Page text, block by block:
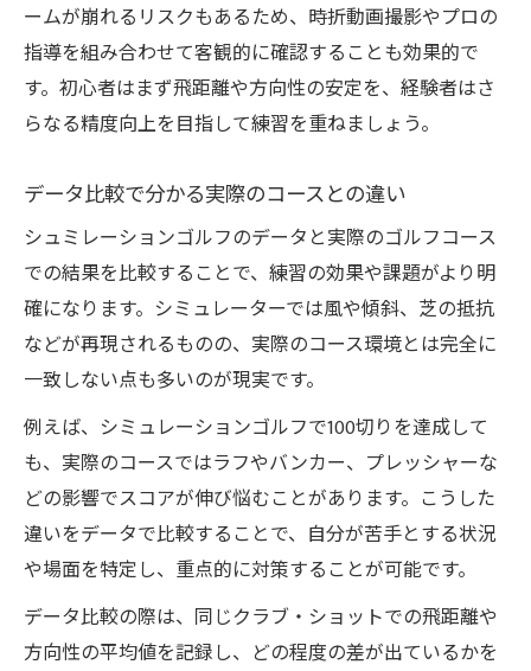
ームが崩れるリスクもあるため、時折動画撮影やプロの
指導を組み合わせて客観的に確認することも効果的で
す。初心者はまず飛距離や方向性の安定を、経験者はさ
らなる精度向上を目指して練習を重ねましょう。
データ比較で分かる実際のコースとの違い
シュミレーションゴルフのデータと実際のゴルフコース
での結果を比較することで、練習の効果や課題がより明
確になります。シミュレーターでは風や傾斜、芝の抵抗
などが再現されるものの、実際のコース環境とは完全に
一致しない点も多いのが現実です。
例えば、シミュレーションゴルフで100切りを達成して
も、実際のコースではラフやバンカー、プレッシャーな
どの影響でスコアが伸び悩むことがあります。こうした
違いをデータで比較することで、自分が苦手とする状況
や場面を特定し、重点的に対策することが可能です。
データ比較の際は、同じクラブ・ショットでの飛距離や
方向性の平均値を記録し、どの程度の差が出ているかを